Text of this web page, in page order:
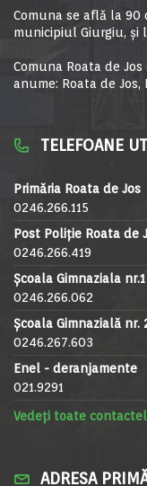
Comuna se află la
municipiul Giurgiu, şi
Comuna Roata de
anume: Roata de Jos,
TELEFOANE
Primăria Roata de Jos
0246.266.115
Post Poliție Roata de
0246.266.419
Școala Gimnaziala
0246.266.062
Școala Gimnazială nr.
0246.267.603
Enel - deranjamente
021.9291
Vedeți toate
ADRESA